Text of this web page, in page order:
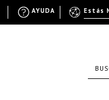
Estás
AYUDA